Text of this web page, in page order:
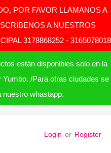
POR FAVOR LLAMANOS A
A NUESTROS
3178868252 - 3165078018
están disponibles solo en la
/Para otras ciudades se
nuestro whastapp.
Login or Register